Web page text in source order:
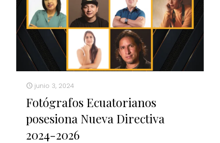
junio 3, 2024
Fotógrafos Ecuatorianos
posesiona Nueva Directiva
2024-2026